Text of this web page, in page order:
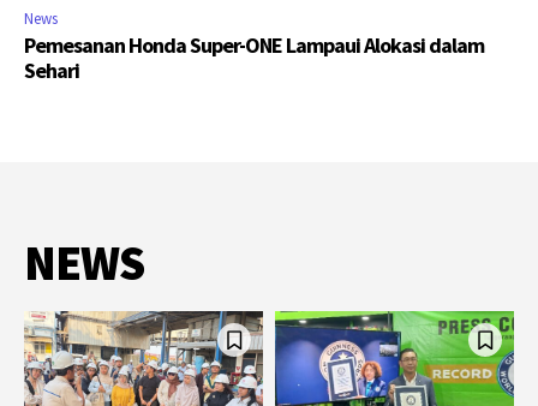
News
Pemesanan Honda Super-ONE Lampaui Alokasi dalam
Sehari
NEWS